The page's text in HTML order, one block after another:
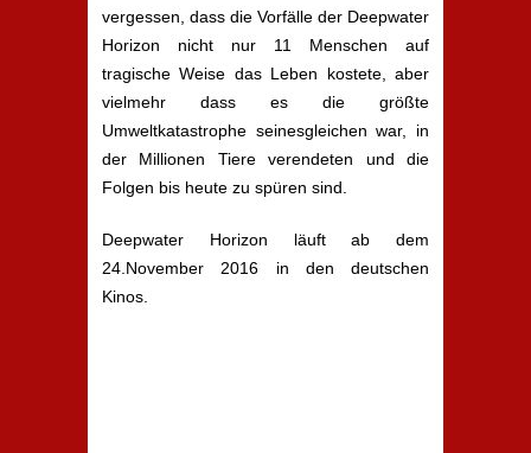
vergessen, dass die Vorfälle der Deepwater
Horizon nicht nur 11 Menschen auf
tragische Weise das Leben kostete, aber
vielmehr dass es die größte
Umweltkatastrophe seinesgleichen war, in
der Millionen Tiere verendeten und die
Folgen bis heute zu spüren sind.
Deepwater Horizon läuft ab dem
24.November 2016 in den deutschen
Kinos.